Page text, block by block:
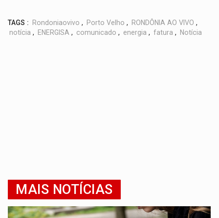
TAGS : Rondoniaovivo , Porto Velho , RONDÔNIA AO VIVO ,
notícia , ENERGISA , comunicado , energia , fatura , Notícia
MAIS NOTÍCIAS